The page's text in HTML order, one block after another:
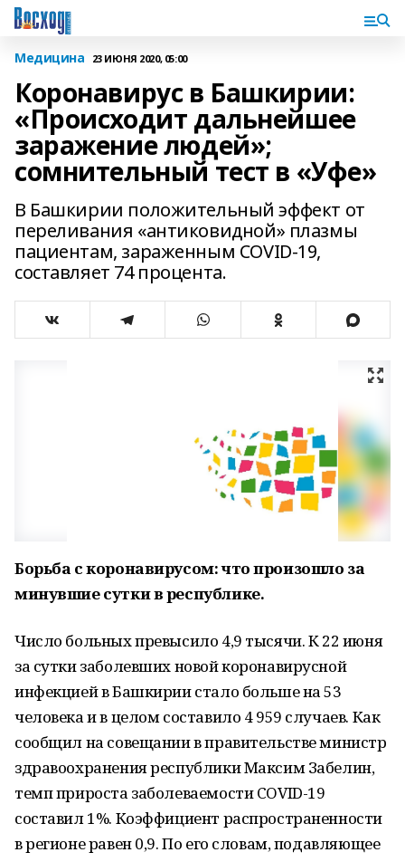
Медицина 23 ИЮНЯ 2020, 05:00
Коронавирус в Башкирии:
«Происходит дальнейшее
заражение людей»;
сомнительный тест в «Уфе»
В Башкирии положительный эффект от
переливания «антиковидной» плазмы
пациентам, зараженным COVID-19,
составляет 74 процента.
Борьба с коронавирусом: что произошло за
минувшие сутки в республике.
Число больных превысило 4,9 тысячи. К 22 июня
за сутки заболевших новой коронавирусной
инфекцией в Башкирии стало больше на 53
человека и в целом составило 4 959 случаев. Как
сообщил на совещании в правительстве министр
здравоохранения республики Максим Забелин,
темп прироста заболеваемости COVID-19
составил 1%. Коэффициент распространенности
в регионе равен 0,9. По его словам, подавляющее